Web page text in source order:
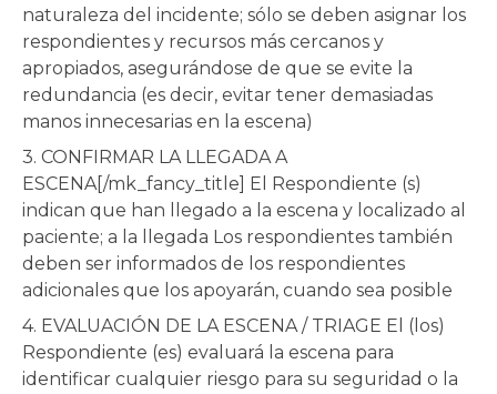
naturaleza del incidente; sólo se deben asignar los
respondientes y recursos más cercanos y
apropiados, asegurándose de que se evite la
redundancia (es decir, evitar tener demasiadas
manos innecesarias en la escena)
3. CONFIRMAR LA LLEGADA A
ESCENA[/mk_fancy_title] El Respondiente (s)
indican que han llegado a la escena y localizado al
paciente; a la llegada Los respondientes también
deben ser informados de los respondientes
adicionales que los apoyarán, cuando sea posible
4. EVALUACIÓN DE LA ESCENA / TRIAGE El (los)
Respondiente (es) evaluará la escena para
identificar cualquier riesgo para su seguridad o la